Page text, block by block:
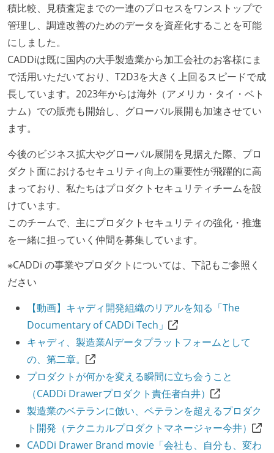
積比較、見積査定までの一連のプロセスをワンストップで
管理し、調達改善のためのデータを資産化することを可能
にしました。
CADDiは既に国内の大手製造業から加工会社のお客様にま
で活用いただいており、T2D3を大きく上回るスピードで成
長しています。2023年からは海外（アメリカ・タイ・ベト
ナム）での販売も開始し、グローバル展開も加速させてい
ます。
今後のビジネス拡大やグローバル展開を見据えた際、プロ
ダクト面におけるセキュリティ向上の重要性が飛躍的に高
まっており、私たちはプロダクトセキュリティチームを設
けています。
このチームで、主にプロダクトセキュリティの強化・推進
を一緒に担っていく仲間を募集しています。
※CADDi の事業やプロダクトについては、下記もご参照く
ださい
【動画】キャディ開発組織のリアルを知る「The
Documentary of CADDi Tech」
キャディ、製造業AIデータプラットフォームとして
の、第二章。
プロダクトが何かを変える瞬間に立ち会うこと
（CADDi Drawerプロダクト責任者白井）
製造業のベテランに倣い、ベテランを超えるプロダク
ト開発（テクニカルプロダクトマネージャー今井）
CADDi Drawer Brand movie「会社も、自分も、変わ